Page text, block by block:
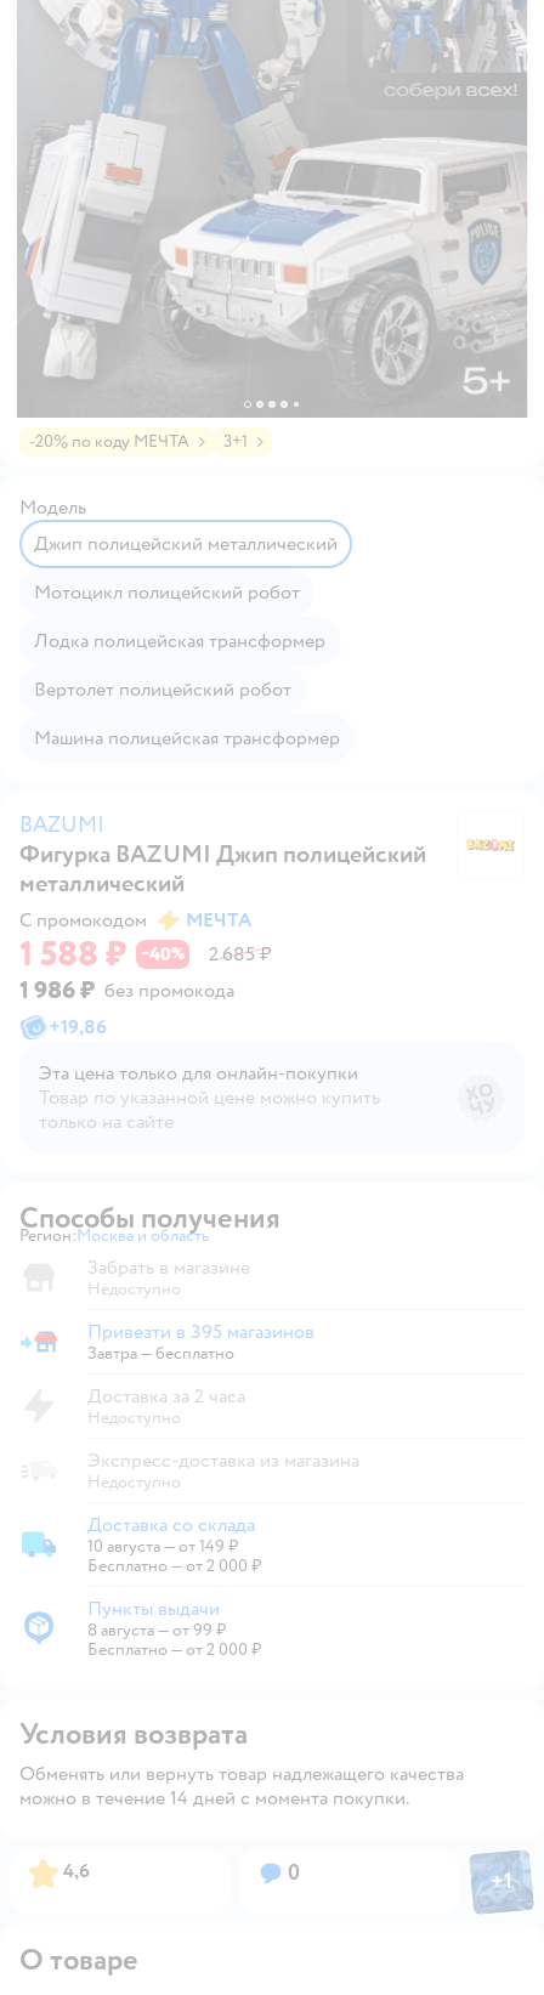
-20% по коду МЕЧТА 3+1
Модель
Джип полицейский металлический
Мотоцикл полицейский робот
Лодка полицейская трансформер
Вертолет полицейский робот
Машина полицейская трансформер
BAZUMI
Фигурка BAZUMI Джип полицейский
металлический
С промокодом МЕЧТА
1 588 ₽ −40% 2 685 ₽
1 986 ₽ без промокода
+19,86
Эта цена только для онлайн‑покупки
Товар по указанной цене можно купить
только на сайте
Способы получения
Регион: Выбор адреса доставки.
Москва и область
Забрать в магазине
Недоступно
Привезти в магазин
Привезти в 395 магазинов
Завтра—бесплатно
Доставка за 2 часа
Недоступно
Экспресс-доставка из магазина
Недоступно
Доставка со склада
Доставка со склада
10 августа—от 149 ₽
Бесплатно — от 2 000 ₽
Пункты выдачи
Пункты выдачи
8 августа—от 99 ₽
Бесплатно — от 2 000 ₽
Условия возврата
Обменять или вернуть товар надлежащего качества
можно в течение 14 дней с момента покупки.
Рейтинг:
4,6 Вопросов:
0 Фото
+1
О товаре